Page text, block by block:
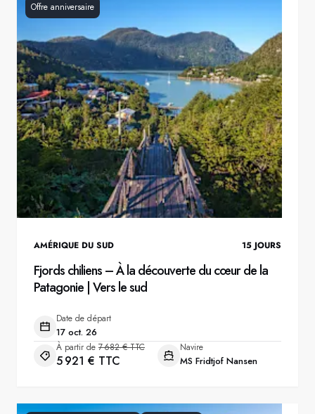
Offre anniversaire
AMÉRIQUE DU SUD 15 JOURS
Fjords chiliens – À la découverte du cœur de la
Patagonie | Vers le sud
Date de départ
17 oct. 26
À partir de 7 682 € TTC
5 921 € TTC
Navire
MS Fridtjof Nansen